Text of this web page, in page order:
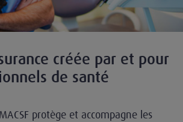
créée par et pour
de santé
protège et accompagne les